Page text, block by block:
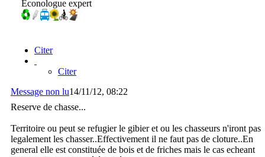
Econologue expert
Citer
Citer
Message non lu14/11/12, 08:22
Reserve de chasse...
Territoire ou peut se refugier le gibier et ou les chasseurs n'iront pas
legalement les chasser..Effectivement il ne faut pas de cloture..En
general elle est constituée de bois et de friches mais le cas echeant